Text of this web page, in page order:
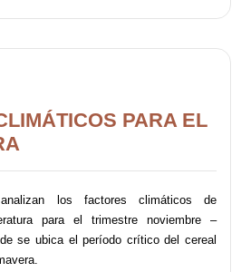
PARA EL
los factores climáticos de
para el trimestre noviembre –
se ubica el período crítico del cereal